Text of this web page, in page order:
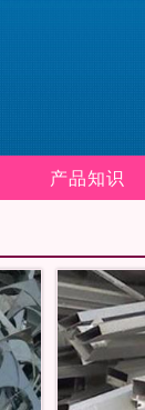
产品知识